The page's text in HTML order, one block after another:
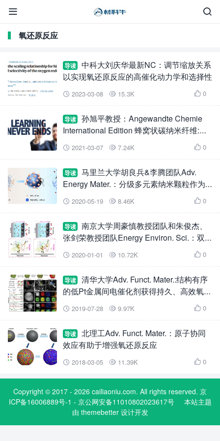


氧还原反应
导读
中科大刘庆华最新NC：调节缩放关系
以实现氧还原反应的高催化动力学和选择性
 2023-03-08  15.3K  0
导读
孙旭平教授：Angewandte Chemie
International Edition 蜂窝状碳纳米纤维:一
种超亲水的O2包载电催化剂，能够为双电
子氧还原反应提供超高的质量活性
 2021-03-07  7.24K  0
导读
马里兰大学胡良兵&李腾团队Adv.
Energy Mater.：分级多元素纳米颗粒作为
氧析出和氧还原反应的双功能催化剂
 2020-05-19  8.46K  0
导读
南京大学周豪慎教授团队和朱俊杰、
张剑荣教授团队Energy Environ. Sci.：双
功能生物酶作为可充电锂空气电池的高效催
化剂
 2020-01-01  10.72K  0
导读
清华大学Adv. Funct. Mater.:结构有序
的低Pt金属间电催化剂获得持久、高效氧还
原反应活性
 2019-07-28  9.97K  0
导读
北理工Adv. Funct. Mater.：原子协同
效应有助于增强氧还原反应
 2018-03-05  11.39K  0
Copyright © 2017 - 2026 cailiaoniu.com. All rights reserved. 京
ICP备16006889号-1 - 京公网安备11010802023617号
本站主题
由 themebetter设计开发